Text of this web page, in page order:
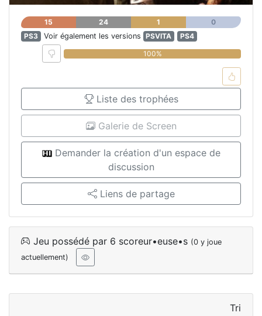
15 24 1
0
PS3
Voir également les versions PSVITA
PS4
0%
100%
Liste des trophées
Galerie de Screen
Demander la création d'un espace de
discussion
Liens de partage
Jeu possédé par 6 scoreur•euse•s (0 y joue
actuellement)
Tri